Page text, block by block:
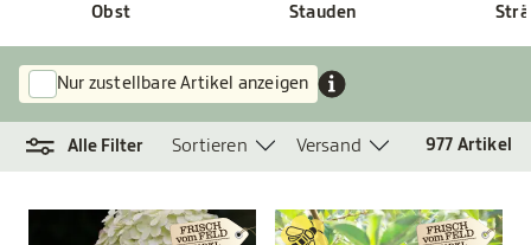
Obst Stauden
Nur zustellbare Artikel anzeigen
Alle Filter Sortieren Versand 977 Artikel